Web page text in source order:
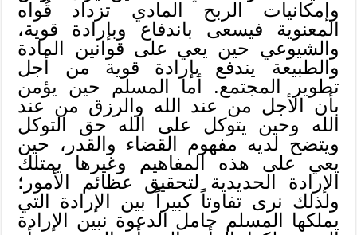
وإمكانيات الربح المادي تزداد قُواه
المعنوية فيسعى باندفاع وبإرادة قوية،
والشيوعي حين يعي على قوانين المادة
والطبيعة يندفع بإرادة قوية من أجل
تطوير المجتمع. أما المسلم حين يؤمن
بأن الأجل من عند الله والرزق من عند
الله وحين يتوكل على الله حق التوكل
ويتضح لديه مفهوم القضاء والقدر، حين
يعي على هذه المفاهيم وغيرها يمتلك
الإرادة الحديدية لتحقيق عظائم الأمور؛
ولذلك نرى تفاوتاً كبيراً بين الإرادة التي
يملكها المسلم حامل الدعوة نبين الإرادة